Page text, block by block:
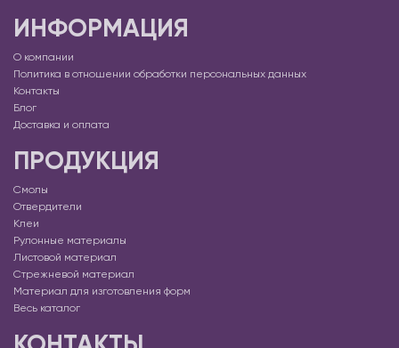
ИНФОРМАЦИЯ
О компании
Политика в отношении обработки персональных данных
Контакты
Блог
Доставка и оплата
ПРОДУКЦИЯ
Смолы
Отвердители
Клеи
Рулонные материалы
Листовой материал
Стрежневой материал
Материал для изготовления форм
Весь каталог